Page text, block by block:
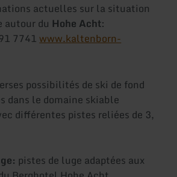
actuelles sur la situation
autour du Hohe Acht:
7741www.kaltenborn-
possibilités de ski de fond
dans le domaine skiable
différentes pistes reliées de 3,
pistes de luge adaptées aux